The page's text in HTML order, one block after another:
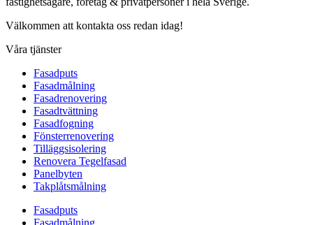
Välkommen att kontakta oss redan idag!
Våra tjänster
Fasadputs
Fasadmålning
Fasadrenovering
Fasadtvättning
Fasadfogning
Fönsterrenovering
Tilläggsisolering
Renovera Tegelfasad
Panelbyten
Takplåtsmålning
Fasadputs